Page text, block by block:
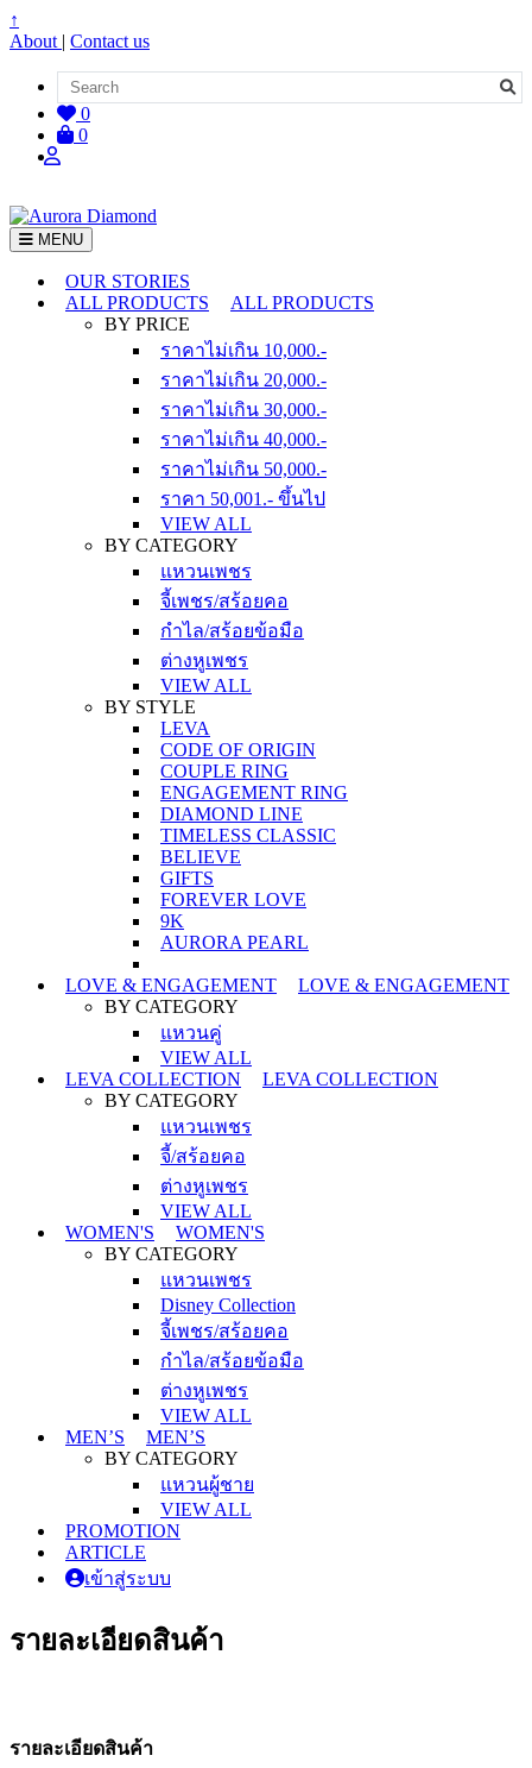
↑
About | Contact us
0
0
MENU
OUR STORIES
ALL PRODUCTS
ALL PRODUCTS
BY PRICE
ราคาไม่เกิน 10,000.-
ราคาไม่เกิน 20,000.-
ราคาไม่เกิน 30,000.-
ราคาไม่เกิน 40,000.-
ราคาไม่เกิน 50,000.-
ราคา 50,001.- ขึ้นไป
VIEW ALL
BY CATEGORY
แหวนเพชร
จี้เพชร/สร้อยคอ
กำไล/สร้อยข้อมือ
ต่างหูเพชร
VIEW ALL
BY STYLE
LEVA
CODE OF ORIGIN
COUPLE RING
ENGAGEMENT RING
DIAMOND LINE
TIMELESS CLASSIC
BELIEVE
GIFTS
FOREVER LOVE
9K
AURORA PEARL
LOVE & ENGAGEMENT
LOVE & ENGAGEMENT
BY CATEGORY
แหวนคู่
VIEW ALL
LEVA COLLECTION
LEVA COLLECTION
BY CATEGORY
แหวนเพชร
จี้/สร้อยคอ
ต่างหูเพชร
VIEW ALL
WOMEN'S
WOMEN'S
BY CATEGORY
แหวนเพชร
Disney Collection
จี้เพชร/สร้อยคอ
กำไล/สร้อยข้อมือ
ต่างหูเพชร
VIEW ALL
MEN’S
MEN’S
BY CATEGORY
แหวนผู้ชาย
VIEW ALL
PROMOTION
ARTICLE
เข้าสู่ระบบ
รายละเอียดสินค้า
รายละเอียดสินค้า